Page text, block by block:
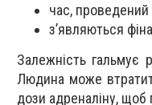
час, проведений
з’являються
Залежність гальмує
Людина може
дози адреналіну, щоб